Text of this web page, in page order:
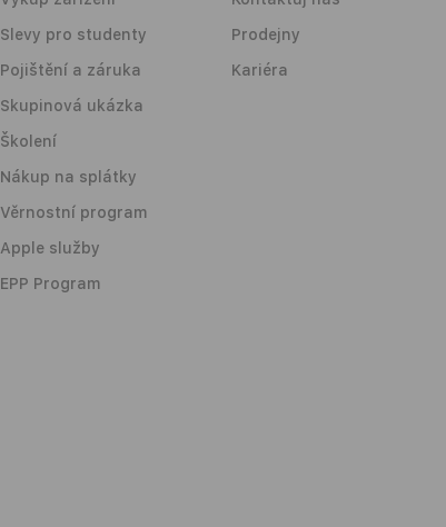
Slevy pro studenty
Pojištění a záruka
Skupinová ukázka
Školení
Nákup na splátky
Věrnostní program
Apple služby
EPP Program
Prodejny
Kariéra